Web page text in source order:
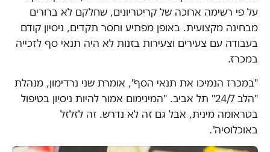
על פי רשימה ארוכה של קריטריונים, שחלקם לא ברורים
מבחינה מקצועית. באופן מפתיע וחסר תקדים, ניסיון קודם
בעבודה עם צעירים וצעירות בזנות לא היה תנאי סף לזכייה
במכרז.
"במכרז הנמיכו את תנאי הסף", אומרת שני נרדימון, מנהלת
"הלב 24/7" תל אביב. "המינימום אמור להיות ניסיון בטיפול
בטראומה מינית, אבל גם זה לא נדרש. זה לזלזל
באוכלוסיה".